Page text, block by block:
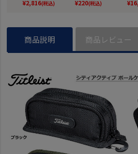
¥2,816(税込)
本正規品
¥220(税込)
ジ
¥
商品説明 商品レビュー